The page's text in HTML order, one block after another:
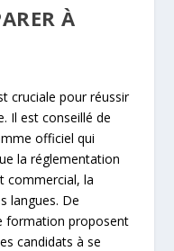
À
cruciale pour réussir
Il est conseillé de
officiel qui
la réglementation
commercial, la
langues. De
formation proposent
candidats à se